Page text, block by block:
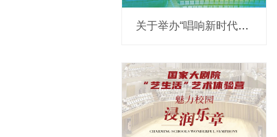
关于举办“唱响新时代”第十五届中国合唱协会魅力校园合唱展演的通知